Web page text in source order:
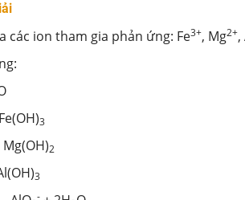
các ion tham gia phản ứng: Fe3+, Mg2+,
3
2
3
-